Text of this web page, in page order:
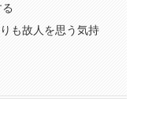
も故人を思う気持